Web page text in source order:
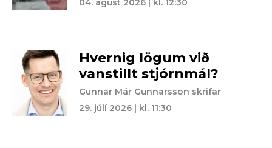
04. ágúst 2026 | kl. 12:30
Hvernig lögum við
vanstillt stjórnmál?
Gunnar Már Gunnarsson skrifar
29. júlí 2026 | kl. 11:30